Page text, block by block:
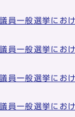
員一般選挙にお
員一般選挙にお
員一般選挙にお
員一般選挙にお